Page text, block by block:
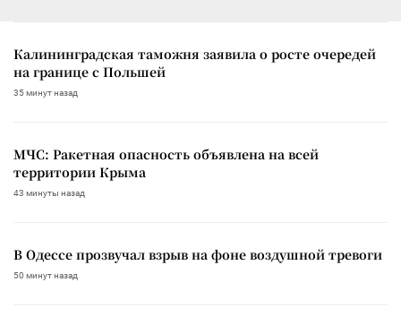
Калининградская таможня заявила о росте очередей
на границе с Польшей
35 минут назад
МЧС: Ракетная опасность объявлена на всей
территории Крыма
43 минуты назад
В Одессе прозвучал взрыв на фоне воздушной тревоги
50 минут назад